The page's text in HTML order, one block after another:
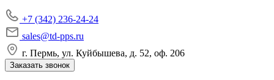
+7 (342) 236-24-24
sales@td-pps.ru
г. Пермь, ул. Куйбышева, д. 52, оф. 206
Заказать звонок